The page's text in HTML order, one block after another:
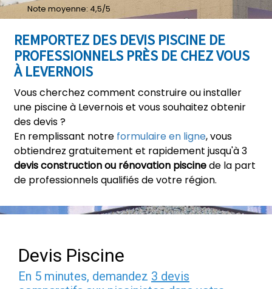
REMPORTEZ DES DEVIS PISCINE DE
PROFESSIONNELS PRÈS DE CHEZ VOUS
À LEVERNOIS
Vous cherchez comment construire ou installer
une piscine à Levernois et vous souhaitez obtenir
des devis ?
En remplissant notre formulaire en ligne, vous
obtiendrez gratuitement et rapidement jusqu'à 3
devis construction ou rénovation piscinede la part
de professionnels qualifiés de votre région.
Note moyenne: 4,5/5
Devis Piscine
En 5 minutes, demandez 3 devis